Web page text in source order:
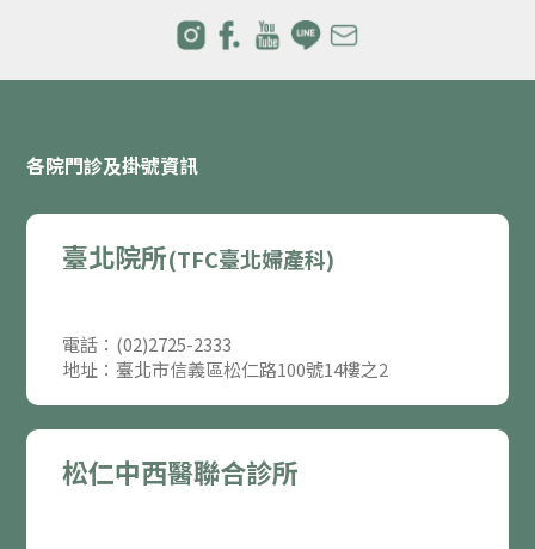
各院門診及掛號資訊
臺北院所(TFC臺北婦產科)
電話：(02)2725-2333
地址：臺北市信義區松仁路100號14樓之2
松仁中西醫聯合診所